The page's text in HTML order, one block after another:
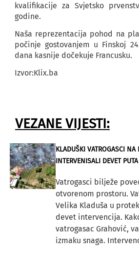
kvalifikacije za Svjetsko
godine.
Naša reprezentacija pohod na
počinje gostovanjem u Finskoj
dana kasnije dočekuje Francusku.
Izvor:Klix.ba
VEZANE VIJESTI:
KLADUŠKI VATROGASCI NA
INTERVENISALI DEVET PUTA
Vatrogasci bilježe
otvorenom prostoru.
Velika Kladuša u
devet intervencija.
vatrogasac Grahović,
izmaku snaga.